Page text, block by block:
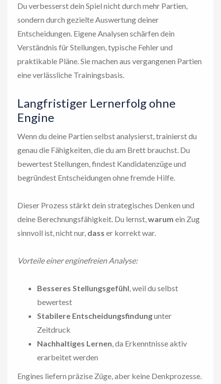
Du verbesserst dein Spiel nicht durch mehr Partien,
sondern durch gezielte Auswertung deiner
Entscheidungen. Eigene Analysen schärfen dein
Verständnis für Stellungen, typische Fehler und
praktikable Pläne. Sie machen aus vergangenen Partien
eine verlässliche Trainingsbasis.
Langfristiger Lernerfolg ohne
Engine
Wenn du deine Partien selbst analysierst, trainierst du
genau die Fähigkeiten, die du am Brett brauchst. Du
bewertest Stellungen, findest Kandidatenzüge und
begründest Entscheidungen ohne fremde Hilfe.
Dieser Prozess stärkt dein strategisches Denken und
deine Berechnungsfähigkeit. Du lernst,warum ein Zug
sinnvoll ist, nicht nur, dass er korrekt war.
Vorteile einer enginefreien Analyse:
Besseres Stellungsgefühl, weil du selbst
bewertest
Stabilere Entscheidungsfindungunter
Zeitdruck
Nachhaltiges Lernen, da Erkenntnisse aktiv
erarbeitet werden
Engines liefern präzise Züge, aber keine Denkprozesse.